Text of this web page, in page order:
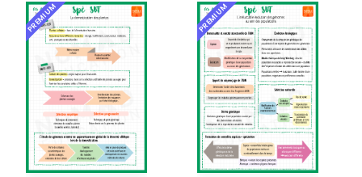
PREMIUM PREMIUM